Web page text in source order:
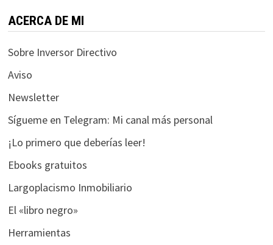
ACERCA DE MI
Sobre Inversor Directivo
Aviso
Newsletter
Sígueme en Telegram: Mi canal más personal
¡Lo primero que deberías leer!
Ebooks gratuitos
Largoplacismo Inmobiliario
El «libro negro»
Herramientas
Para que
podamos
funcionalidad
de la web, en
base a cómo
Experiencia
Para que
nuestra web